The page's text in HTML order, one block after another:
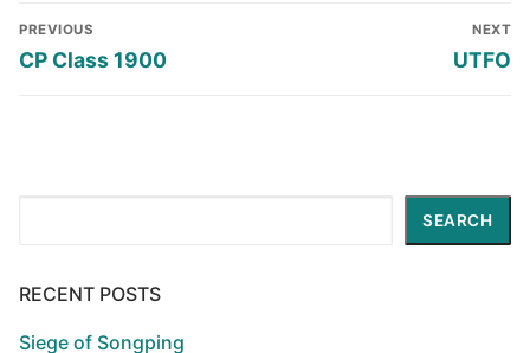
Post
navigation
PREVIOUS
Previous
CP Class 1900
NEXT
Next
UTFO
SEARCH
RECENT POSTS
Siege of Songping